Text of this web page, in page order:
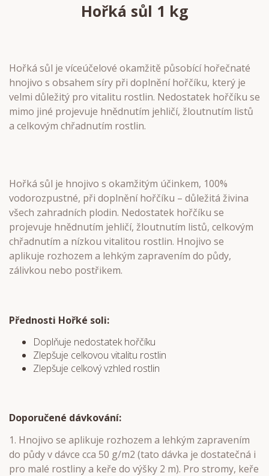
Hořká sůl 1 kg
Hořká sůl je víceúčelové okamžitě působící hořečnaté
hnojivo s obsahem síry při doplnění hořčíku, který je
velmi důležitý pro vitalitu rostlin. Nedostatek hořčíku se
mimo jiné projevuje hnědnutím jehličí, žloutnutím listů
a celkovým chřadnutím rostlin.
Hořká sůl je hnojivo s okamžitým účinkem, 100%
vodorozpustné, při doplnění hořčíku – důležitá živina
všech zahradních plodin. Nedostatek hořčíku se
projevuje hnědnutím jehličí, žloutnutím listů, celkovým
chřadnutím a nízkou vitalitou rostlin. Hnojivo se
aplikuje rozhozem a lehkým zapravením do půdy,
zálivkou nebo postřikem.
Přednosti Hořké soli:
Doplňuje nedostatek hořčíku
Zlepšuje celkovou vitalitu rostlin
Zlepšuje celkový vzhled rostlin
Doporučené dávkování:
1. Hnojivo se aplikuje rozhozem a lehkým zapravením
do půdy v dávce cca 50 g/m2 (tato dávka je dostatečná i
pro malé rostliny a keře do výšky 2 m). Pro stromy, keře